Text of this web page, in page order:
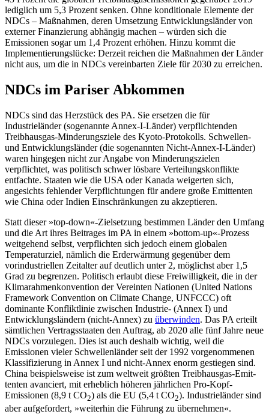
lediglich um 5,3 Pro­zent senken. Ohne konditionale Elemente der
NDCs – Maßnahmen, deren Umsetzung Entwicklungsländer von
externer Finanzierung abhängig machen – würden sich die
Emissionen sogar um 1,4 Prozent erhöhen. Hinzu kommt die
Implementierungslücke: Derzeit reichen die Maßnahmen der Länder
nicht aus, um die in NDCs vereinbarten Ziele für 2030 zu erreichen.
NDCs im Pariser Abkommen
NDCs sind das Herzstück des PA. Sie erset­zen die für
Industrieländer (sogenannte Annex-I-Länder) verpflichtenden
Treibhausgas-Minderungsziele des Kyoto-Protokolls. Schwellen-
und Entwicklungsländer (die sogenannten Nicht-Annex-I-Länder)
waren hingegen nicht zur Angabe von Minderungs­zielen
verpflichtet, was politisch schwer lös­bare Verteilungskonflikte
entfachte. Staaten wie die USA oder Kanada weigerten sich,
angesichts fehlender Ver­pflichtungen für andere große Emittenten
wie China oder Indien Einschränkungen zu akzeptieren.
Statt dieser »top-down«-Zielsetzung bestimmen Länder den Umfang
und die Art ihres Beitrages im PA in einem »bottom-up«-Prozess
weitgehend selbst, verpflichten sich jedoch einem globalen
Temperaturziel, nämlich die Erderwärmung gegen­über dem
vorindustriellen Zeitalter auf deutlich unter 2, möglichst aber 1,5
Grad zu begrenzen. Politisch erlaubt diese Freiwilligkeit, die in der
Klimarahmenkonvention der Vereinten Nationen (United Nations
Framework Con­vention on Climate Change, UNFCCC) oft
dominante Konfliktlinie zwischen Industrie- (Annex I) und
Entwicklungsländern (nicht-Annex) zu überwinden. Das PA erteilt
sämt­lichen Vertragsstaaten den Auftrag, ab 2020 alle fünf Jahre neue
NDCs vorzulegen. Dies ist auch deshalb wichtig, weil die
Emissionen vieler Schwellenländer seit der 1992 vorgenommenen
Klassifizierung in Annex I und nicht-Annex enorm gestie­gen sind.
China beispielsweise ist zum weltweit größ­ten Treib­hausgas-Emit­
ten­ten avanciert, mit erheblich höheren jährlichen Pro-Kopf-
Emissionen (8,9 t CO2) als die EU (5,4 t CO2). Industrieländer sind
aber aufgefordert, »weiterhin die Führung zu übernehmen«.